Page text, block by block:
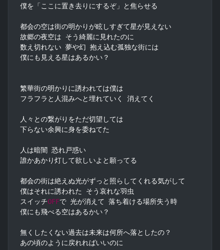
僕を「ここに置き去りにするぞ」と焦らせる
都会の空は街の明かりが眩しすぎて星が見えない
故郷の夜空は そう綺麗に見れたのに
数え切れない 夢や幻 抱え込む孤独な街には
僕にも見える星はあるかい？
繁華街の明かりに誘われては僕は
フラフラと人混みへと埋れていく 消えてく
人々との繋がりをただ切望しては
下らない余興に身を委ねてた
人は暗闇 恐れ戸惑い
誰かあかり灯して欲しいよと願ってる
都会の街は絶えぬ光がずっと照らしてくれる気がして
僕はそれに誘われた そう哀れな羽虫
スイッチOFFで 光が消えて 落ち着ける場所失う時
僕にも飛べる空はあるかい？
無くしたくない過去は未来は何所へ落としたの？
あの頃のように戻れればいいのに